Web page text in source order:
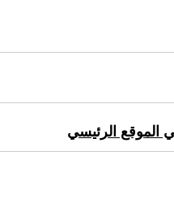
الموقع الرئيسي